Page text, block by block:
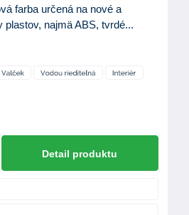
farba určená na nové a
plastov, najmä ABS, tvrdé...
Detail produktu